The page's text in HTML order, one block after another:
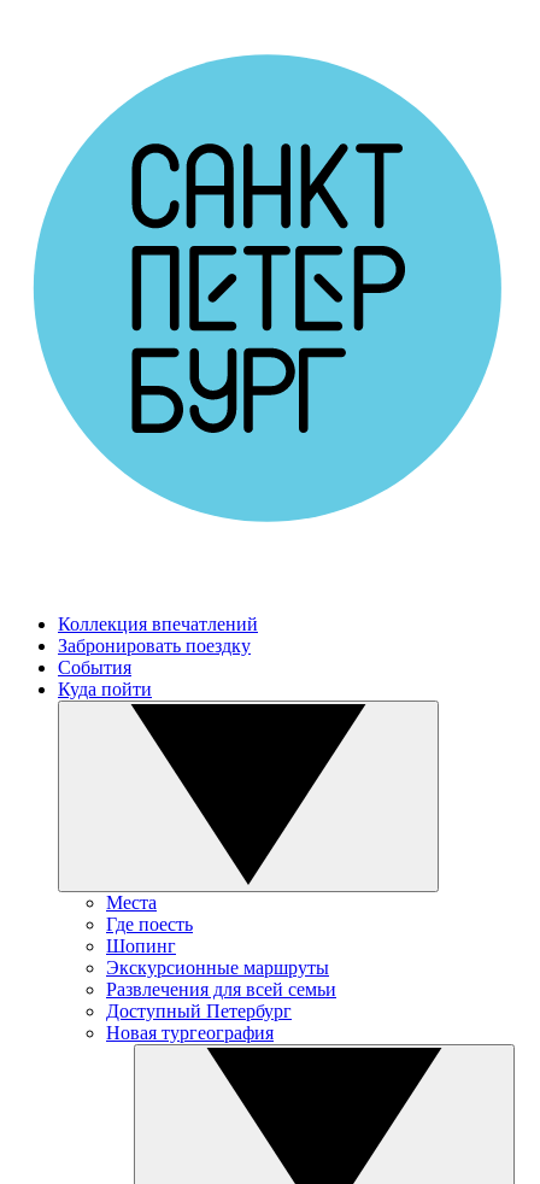
Коллекция впечатлений
Забронировать поездку
События
Куда пойти
Места
Где поесть
Шопинг
Экскурсионные маршруты
Развлечения для всей семьи
Доступный Петербург
Новая тургеография